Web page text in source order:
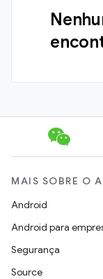
MAIS SOBRE O
Android
Android para
Segurança
Source